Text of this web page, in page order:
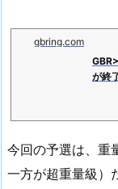
gbring.com
が終
今回の予選は、重
一方が超重量級）